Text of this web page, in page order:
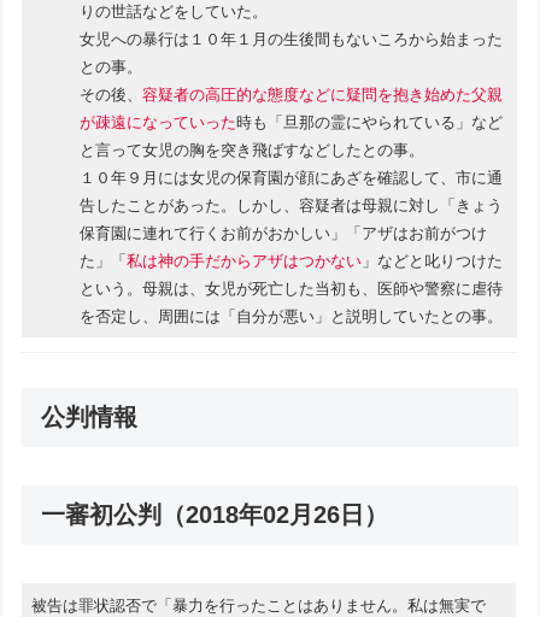
りの世話などをしていた。
女児への暴行は１０年１月の生後間もないころから始まった
との事。
その後、 容疑者の高圧的な態度などに疑問を抱き始めた父親
が疎遠になっていった時も「旦那の霊にやられている」など
と言って女児の胸を突き飛ばすなどしたとの事。
１０年９月には女児の保育園が顔にあざを確認して、市に通
告したことがあった。しかし、容疑者は母親に対し「きょう
保育園に連れて行くお前がおかしい」「アザはお前がつけ
た」「 私は神の手だからアザはつかない」などと叱りつけた
という。母親は、女児が死亡した当初も、医師や警察に虐待
を否定し、周囲には「自分が悪い」と説明していたとの事。
公判情報
一審初公判（2018年02月26日）
被告は罪状認否で「暴力を行ったことはありません。私は無実で